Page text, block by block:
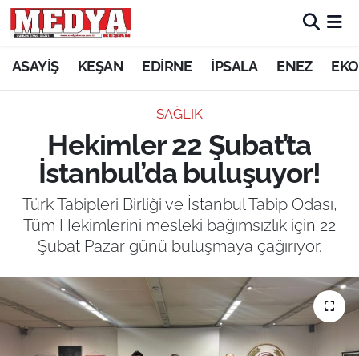
ASAYİŞ KEŞAN EDİRNE İPSALA ENEZ
SAĞLIK
Hekimler 22 Şubat’ta
İstanbul’da buluşuyor!
Türk Tabipleri Birliği ve İstanbul Tabip Odası,
Tüm Hekimlerini mesleki bağımsızlık için 22
Şubat Pazar günü buluşmaya çağırıyor.
KEŞAN
ASAYİŞ
SİYASET
GÜNDEM
SAĞLIK
EĞİTİM